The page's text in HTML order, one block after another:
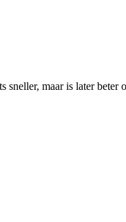
maar is later beter